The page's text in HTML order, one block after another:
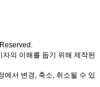
의 이해를 돕기 위해 제작된
서 변경, 축소, 취소될 수 있